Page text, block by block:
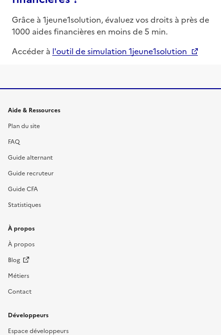
Grâce à 1jeune1solution, évaluez vos droits à près de
1000 aides financières en moins de 5 min.
Accéder à l'outil de simulation 1jeune1solution
Informations et liens du site
Aide & Ressources
Plan du site
FAQ
Guide alternant
Guide recruteur
Guide CFA
Statistiques
À propos
À propos
Blog
Métiers
Contact
Développeurs
Espace développeurs